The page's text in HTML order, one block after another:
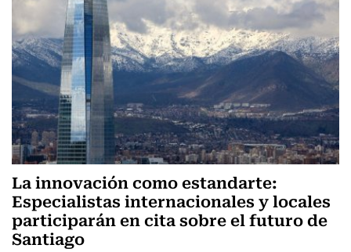
La innovación como estandarte:
Especialistas internacionales y locales
participarán en cita sobre el futuro de
Santiago